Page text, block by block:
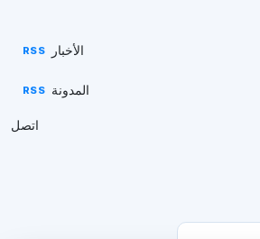
الأخبار RSS
المدونة RSS
اتصل